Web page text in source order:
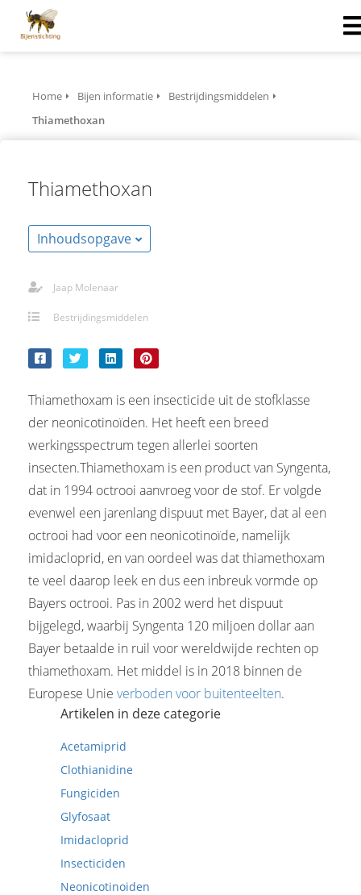
Home Bijen informatie
Bestrijdingsmiddelen
Thiamethoxan
Thiamethoxan
Inhoudsopgave
Jaap Molenaar
Bestrijdingsmiddelen
Thiamethoxam is een insecticide uit de stofklasse
der neonicotinoïden. Het heeft een breed
werkingsspectrum tegen allerlei soorten
insecten.Thiamethoxam is een product van Syngenta,
dat in 1994 octrooi aanvroeg voor de stof. Er volgde
evenwel een jarenlang dispuut met Bayer, dat al een
octrooi had voor een neonicotinoïde, namelijk
imidacloprid, en van oordeel was dat thiamethoxam
te veel daarop leek en dus een inbreuk vormde op
Bayers octrooi. Pas in 2002 werd het dispuut
bijgelegd, waarbij Syngenta 120 miljoen dollar aan
Bayer betaalde in ruil voor wereldwijde rechten op
thiamethoxam. Het middel is in 2018 binnen de
Europese Unie verboden voor buitenteelten.
Artikelen in deze categorie
Acetamiprid
Clothianidine
Fungiciden
Glyfosaat
Imidacloprid
Insecticiden
Neonicotinoiden